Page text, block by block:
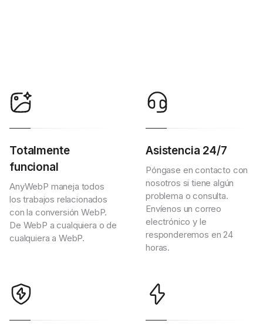
Totalmente
funcional
AnyWebP maneja todos
los trabajos relacionados
con la conversión WebP.
De WebP a cualquiera o de
cualquiera a WebP.
Asistencia 24/7
Póngase en contacto con
nosotros si tiene algún
problema o consulta.
Envíenos un correo
electrónico y le
responderemos en 24
horas.